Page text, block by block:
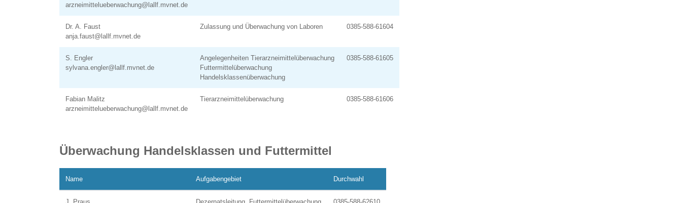
arzneimittelueberwachung@lallf.mvnet.de
Dr. A. Faust
anja.faust@lallf.mvnet.de
Zulassung und Überwachung von Laboren 0385-588-61604
S. Engler
sylvana.engler@lallf.mvnet.de
Angelegenheiten Tierarzneimittelüberwachung
Futtermittelüberwachung
Handelsklassenüberwachung
0385-588-61605
Fabian Malitz
arzneimittelueberwachung@lallf.mvnet.de
Tierarzneimittelüberwachung 0385-588-61606
Überwachung Handelsklassen und Futtermittel
Name Aufgabengebiet Durchwahl